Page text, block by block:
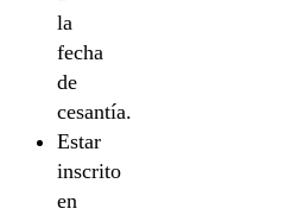
la
fecha
de
cesantía.
Estar
inscrito
en